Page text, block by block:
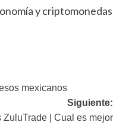
y criptomonedas
mexicanos
Siguiente:
ZuluTrade | Cual es mejor